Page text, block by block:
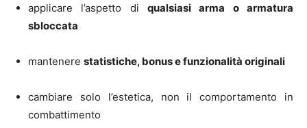
applicare l’aspetto di qualsiasi arma o armatura
sbloccata
mantenere statistiche, bonus e funzionalità originali
cambiare solo l’estetica, non il comportamento in
combattimento